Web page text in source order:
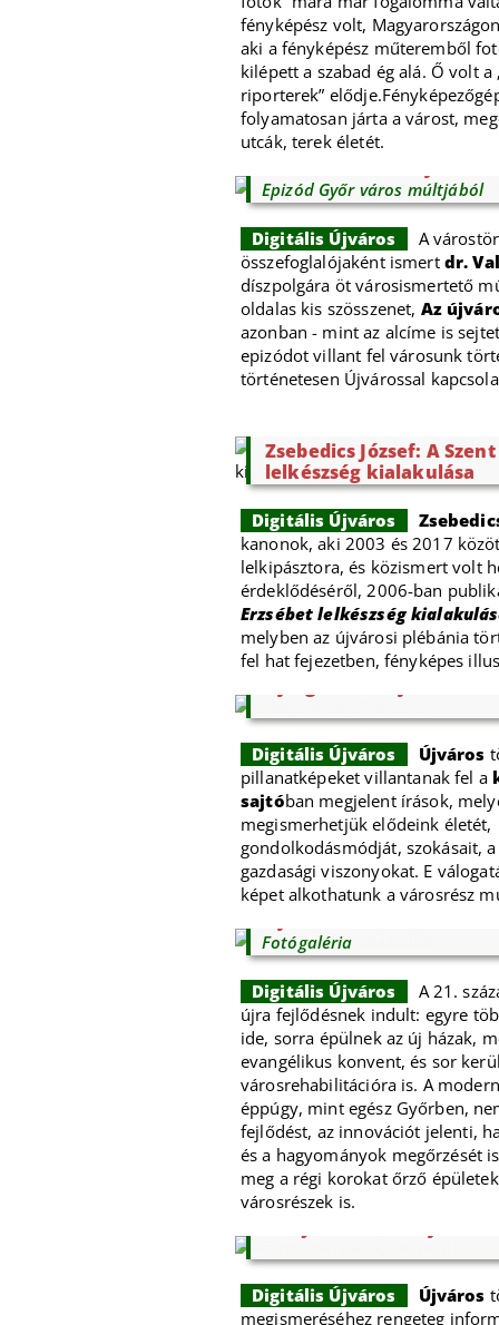
fényképész volt,
aki a fényképész műteremből
kilépett a szabad ég alá. Ő volt a
riporterek”
folyamatosan járta a várost,
utcák, terek életét.
Epizód Győr város múltjából
Digitális Újváros
A
összefoglalójaként ismert dr.
díszpolgára öt városismertető
oldalas kis szösszenet, Az
azonban - mint az alcíme is
epizódot villant fel városunk
történetesen Újvárossal
Zsebedics József: A
lelkészség kialakulása
Digitális Újváros
kanonok, aki 2003 és 2017
lelkipásztora, és közismert volt
érdeklődéséről, 2006-ban
Erzsébet lelkészség
melyben az újvárosi plébánia
fel hat fejezetben, fényképes
Digitális Újváros Újváros
pillanatképeket villantanak fel a
sajtóban megjelent írások,
megismerhetjük elődeink életét,
gondolkodásmódját, szokásait,
gazdasági viszonyokat. E
képet alkothatunk a városrész
Fotógaléria
Digitális Újváros
A 21.
újra fejlődésnek indult: egyre
ide, sorra épülnek az új házak,
evangélikus konvent, és sor
városrehabilitációra is. A
éppúgy, mint egész Győrben,
fejlődést, az innovációt jelenti,
és a hagyományok megőrzését
meg a régi korokat őrző
városrészek is.
Digitális Újváros Újváros
megismeréséhez rengeteg